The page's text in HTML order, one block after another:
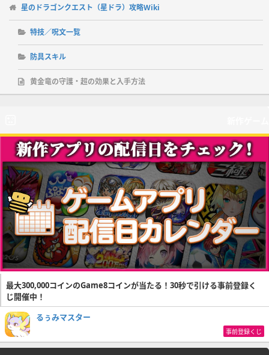
星のドラゴンクエスト（星ドラ）攻略Wiki
特技／呪文一覧
防具スキル
黄金竜の守護・超の効果と入手方法
最大300,000コインのGame8コインが当たる！30秒で引ける事前登録く
じ開催中！
るぅみマスター
事前登録くじ